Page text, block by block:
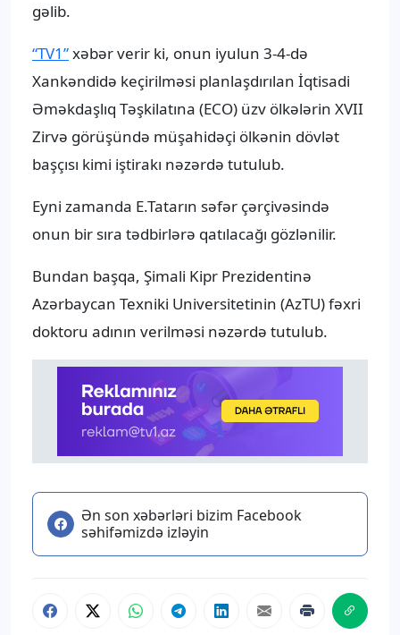
gəlib.
“TV1”xəbər verir ki, onun iyulun 3-4-də
Xankəndidə keçirilməsi planlaşdırılan İqtisadi
Əməkdaşlıq Təşkilatına (ECO) üzv ölkələrin XVII
Zirvə görüşündə müşahidəçi ölkənin dövlət
başçısı kimi iştirakı nəzərdə tutulub.
Eyni zamanda E.Tatarın səfər çərçivəsində
onun bir sıra tədbirlərə qatılacağı gözlənilir.
Bundan başqa, Şimali Kipr Prezidentinə
Azərbaycan Texniki Universitetinin (AzTU) fəxri
doktoru adının verilməsi nəzərdə tutulub.
Ən son xəbərləri bizim Facebook
səhifəmizdə izləyin